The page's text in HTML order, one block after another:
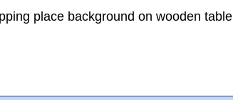
place background on wooden table